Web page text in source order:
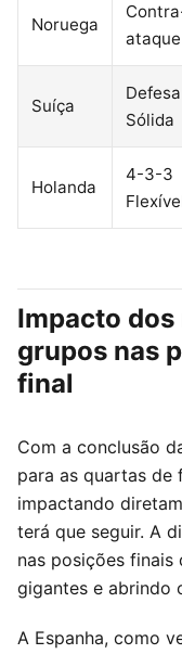
Noruega
ataque
Suíça
Defesa
Sólida
Holanda
4-3-3
Impacto dos
grupos nas
final
Com a conclusão
para as quartas de
impactando
terá que seguir. A
nas posições finais
gigantes e abrindo
A Espanha, como